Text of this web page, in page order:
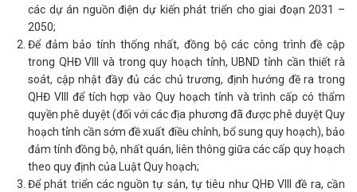
các dự án nguồn điện dự kiến phát triển cho giai đoạn 2031 –
2050;
Để đảm bảo tính thống nhất, đồng bộ các công trình đề cập
trong QHĐ VIII và trong quy hoạch tỉnh, UBND tỉnh cần thiết rà
soát, cập nhật đầy đủ các chủ trương, định hướng đề ra trong
QHĐ VIII để tích hợp vào Quy hoạch tỉnh và trình cấp có thẩm
quyền phê duyệt (đối với các địa phương đã được phê duyệt Quy
hoạch tỉnh cần sớm đề xuất điều chỉnh, bổ sung quy hoạch), bảo
đảm tính đồng bộ, nhất quán, liên thông giữa các cấp quy hoạch
theo quy định của Luật Quy hoạch;
Để phát triển các nguồn tự sản, tự tiêu như QHĐ VIII đề ra, cần